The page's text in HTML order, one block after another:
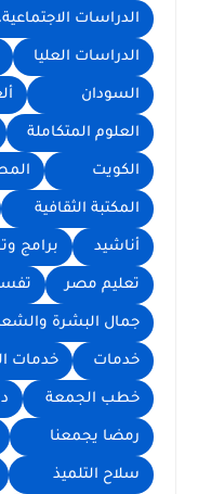
الدراسات
الدراسات العليا
السودان
العلوم المتكاملة
الكويت
المكتبة الثقافية
أناشيد برامج
تعليم مصر
جمال البشرة
خدمات خدمات
خطب الجمعة
رمضا يجمعنا
سلاح التلميذ